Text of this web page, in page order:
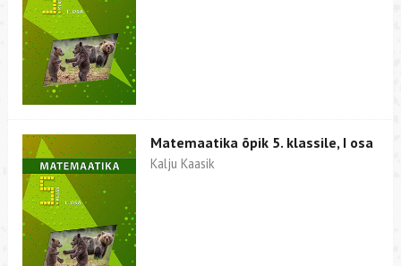
Matemaatika õpik 5. klassile, I osa
Kalju Kaasik